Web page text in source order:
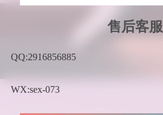
售后客服
QQ:2916856885
WX:sex-073